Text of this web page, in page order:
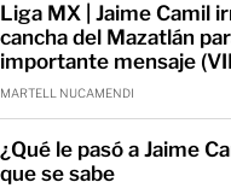
Liga MX | Jaime Camil
cancha del Mazatlán
importante mensaje
MARTELL NUCAMENDI
¿Qué le pasó a Jaime
que se sabe